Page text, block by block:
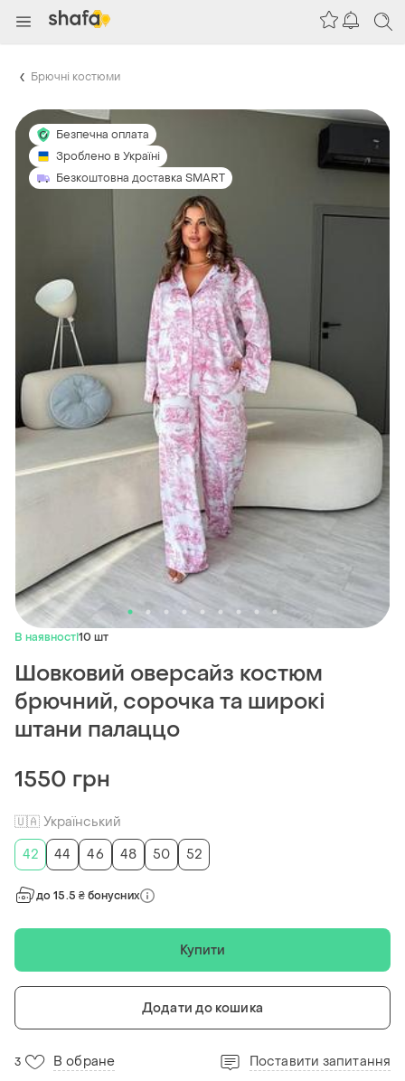
Брючні костюми
Безпечна оплата
Зроблено в Україні
Безкоштовна доставка SMART
В наявності10 шт
Шовковий оверсайз костюм
брючний, сорочка та широкі
штани палаццо
1550 грн
🇺🇦 Український
42
44 46 48 50 52
до 15.5 ₴ бонусних
Купити
Додати до кошика
3 В обране Поставити запитання